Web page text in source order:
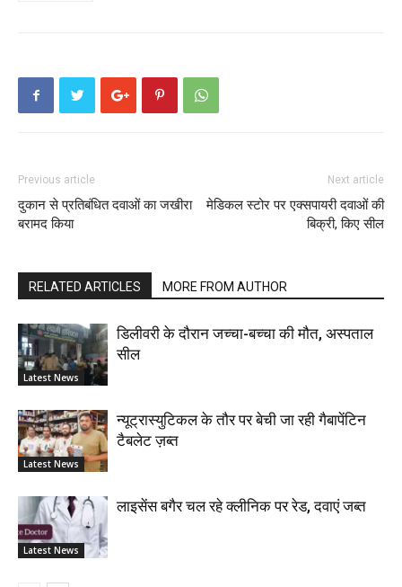
Previous article
दुकान से प्रतिबंधित दवाओं का जखीरा
बरामद किया
Next article
मेडिकल स्टोर पर एक्सपायरी दवाओं की
बिक्री, किए सील
RELATED ARTICLES MORE FROM AUTHOR
Latest News
डिलीवरी के दौरान जच्चा-बच्चा की मौत, अस्पताल
सील
Latest News
न्यूट्रास्युटिकल के तौर पर बेची जा रही गैबापेंटिन
टैबलेट ज़ब्त
Latest News
लाइसेंस बगैर चल रहे क्लीनिक पर रेड, दवाएं जब्त